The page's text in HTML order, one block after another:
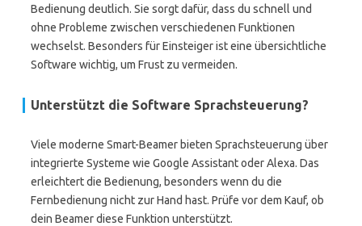
Bedienung deutlich. Sie sorgt dafür, dass du schnell und
ohne Probleme zwischen verschiedenen Funktionen
wechselst. Besonders für Einsteiger ist eine übersichtliche
Software wichtig, um Frust zu vermeiden.
Unterstützt die Software Sprachsteuerung?
Viele moderne Smart-Beamer bieten Sprachsteuerung über
integrierte Systeme wie Google Assistant oder Alexa. Das
erleichtert die Bedienung, besonders wenn du die
Fernbedienung nicht zur Hand hast. Prüfe vor dem Kauf, ob
dein Beamer diese Funktion unterstützt.